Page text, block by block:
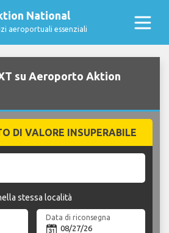
National
aeroportuali essenziali
su Aeroporto Aktion
DI VALORE INSUPERABILE
stessa località
Data di riconsegna